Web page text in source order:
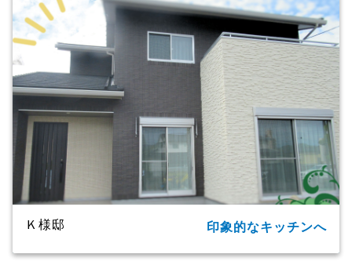
Ｋ様邸 印象的なキッチンへ